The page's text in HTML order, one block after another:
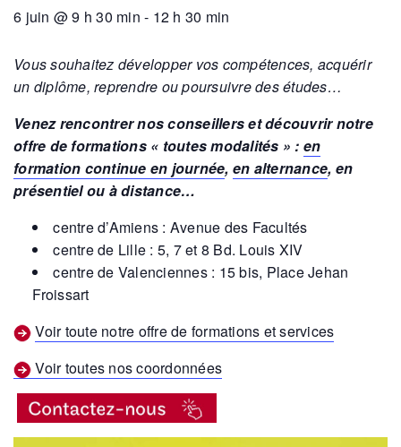
6 juin @ 9 h 30 min - 12 h 30 min
Vous souhaitez développer vos compétences, acquérir
un diplôme, reprendre ou poursuivre des études…
Venez rencontrer nos conseillers et découvrir notre
offre de formations « toutes modalités » : en
formation continue en journée, en alternance, en
présentiel ou à distance…
centre d’Amiens : Avenue des Facultés
centre de Lille : 5, 7 et 8 Bd. Louis XIV
centre de Valenciennes : 15 bis, Place Jehan
Froissart
Voir toute notre offre de formations et services
Voir toutes nos coordonnées